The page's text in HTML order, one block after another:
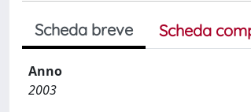
Scheda breve Scheda
Anno
2003